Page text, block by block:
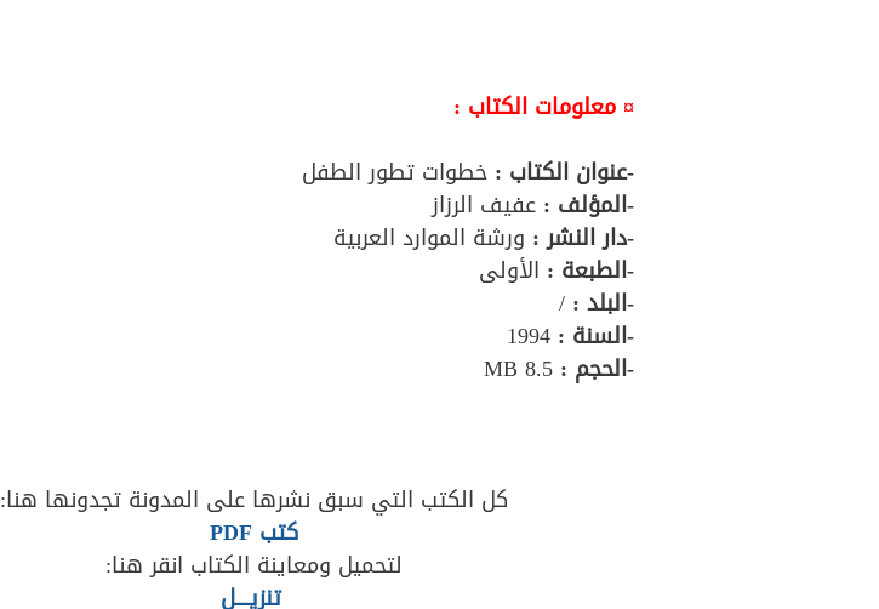
¤ معلومات الكتاب :
-عنوان الكتاب : خطوات تطور الطفل
-المؤلف : عفيف الرزاز
-دار النشر : ورشة الموارد العربية
-الطبعة : الأولى
-البلد : /
-السنة :
-الحجم :
كل الكتب التي سبق نشرها على المدونة تجدونها هنا:
كتب PDF
لتحميل ومعاينة الكتاب انقر هنا:
تنزيــــل